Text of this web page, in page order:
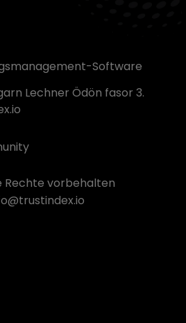
Software
Lechner Ödön fasor 3.
Rechte vorbehalten